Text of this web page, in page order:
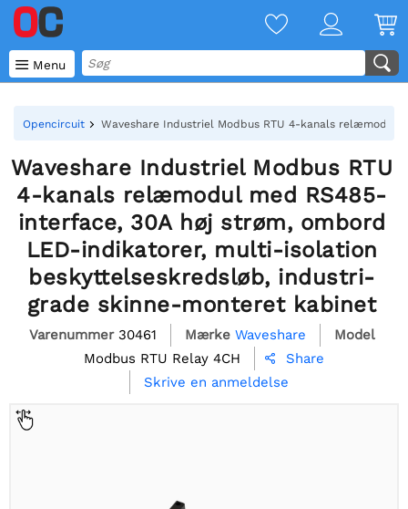
 Menu
Opencircuit Waveshare Industriel Modbus RTU 4-kanals relæmodul
Waveshare Industriel Modbus RTU
4-kanals relæmodul med RS485-
interface, 30A høj strøm, ombord
LED-indikatorer, multi-isolation
beskyttelseskredsløb, industri-
grade skinne-monteret kabinet
Varenummer 30461 Mærke Waveshare
Model
Modbus RTU Relay 4CH

Share
Skrive en anmeldelse